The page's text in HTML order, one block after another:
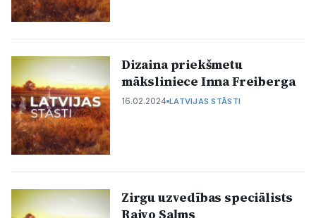
Dizaina priekšmetu
māksliniece Inna Freiberga​
16.02.2024 LATVIJAS STĀSTI
Zirgu uzvedības speciālists
Raivo Saļms